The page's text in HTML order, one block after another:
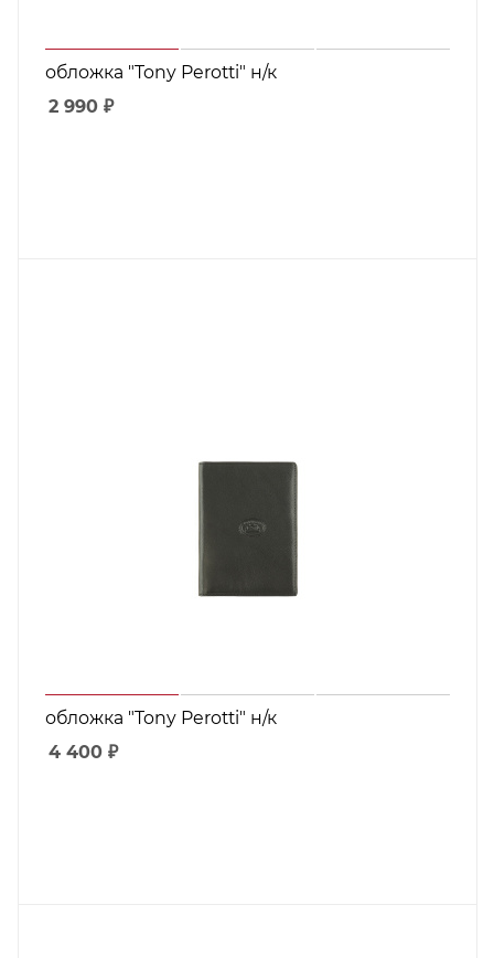
обложка "Tony Perotti" н/к
2 990 ₽
обложка "Tony Perotti" н/к
4 400 ₽